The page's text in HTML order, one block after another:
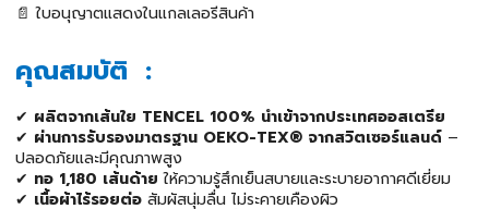
📄 ใบอนุญาตแสดงในแกลเลอรีสินค้า
คุณสมบัติ :
✔ ผลิตจากเส้นใย TENCEL 100% นำเข้าจากประเทศออสเตรีย
✔ ผ่านการรับรองมาตรฐาน OEKO-TEX® จากสวิตเซอร์แลนด์ –
ปลอดภัยและมีคุณภาพสูง
✔ ทอ 1,180 เส้นด้าย ให้ความรู้สึกเย็นสบายและระบายอากาศดีเยี่ยม
✔ เนื้อผ้าไร้รอยต่อ สัมผัสนุ่มลื่น ไม่ระคายเคืองผิว